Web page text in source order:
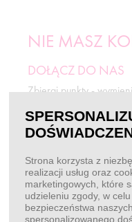
NIE MASZ
DOŁĄCZ DO NAS
Zbieraj punkty -
ZAREJESTRUJ SIĘ
BEZ LOGOWANIA
Chcę złożyć zamówienie
Strona korzysta z
realizacji usług oraz
marketingowych, które
udzieleniu zgody, w
bezpieczeństwa
spersonalizowanego